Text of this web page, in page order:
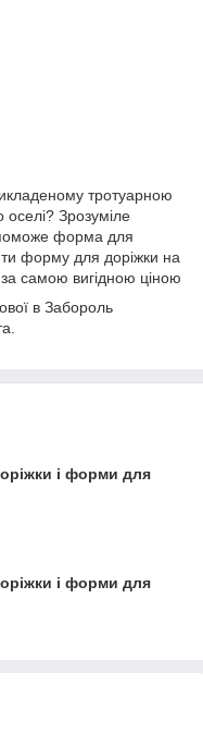
тротуарною
Зрозуміле
форма для
форму для доріжки на
самою вигідною ціною
в Забороль
і форми для
і форми для